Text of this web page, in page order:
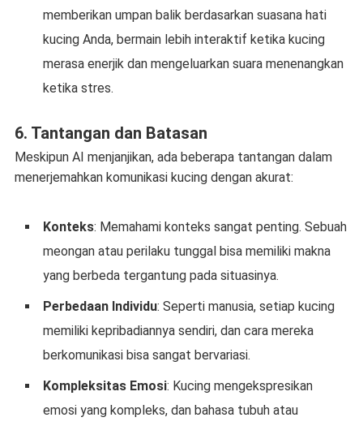
memberikan umpan balik berdasarkan suasana hati
kucing Anda, bermain lebih interaktif ketika kucing
merasa enerjik dan mengeluarkan suara menenangkan
ketika stres.
6. Tantangan dan Batasan
Meskipun AI menjanjikan, ada beberapa tantangan dalam
menerjemahkan komunikasi kucing dengan akurat:
Konteks: Memahami konteks sangat penting. Sebuah
meongan atau perilaku tunggal bisa memiliki makna
yang berbeda tergantung pada situasinya.
Perbedaan Individu: Seperti manusia, setiap kucing
memiliki kepribadiannya sendiri, dan cara mereka
berkomunikasi bisa sangat bervariasi.
Kompleksitas Emosi: Kucing mengekspresikan
emosi yang kompleks, dan bahasa tubuh atau